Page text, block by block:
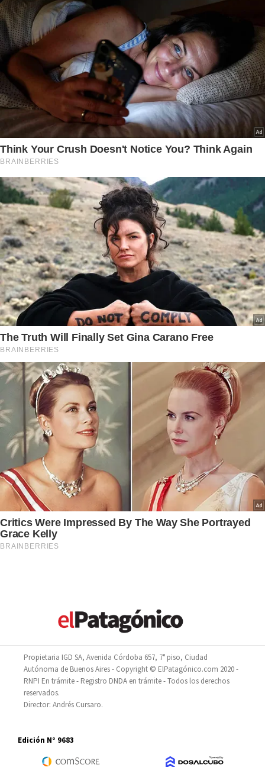
Propietaria IGD SA, Avenida Córdoba 657, 7° piso, Ciudad
Autónoma de Buenos Aires - Copyright © ElPatagónico.com 2020 -
RNPI En trámite - Registro DNDA en trámite - Todos los derechos
reservados.
Director: Andrés Cursaro.
Edición N° 9683